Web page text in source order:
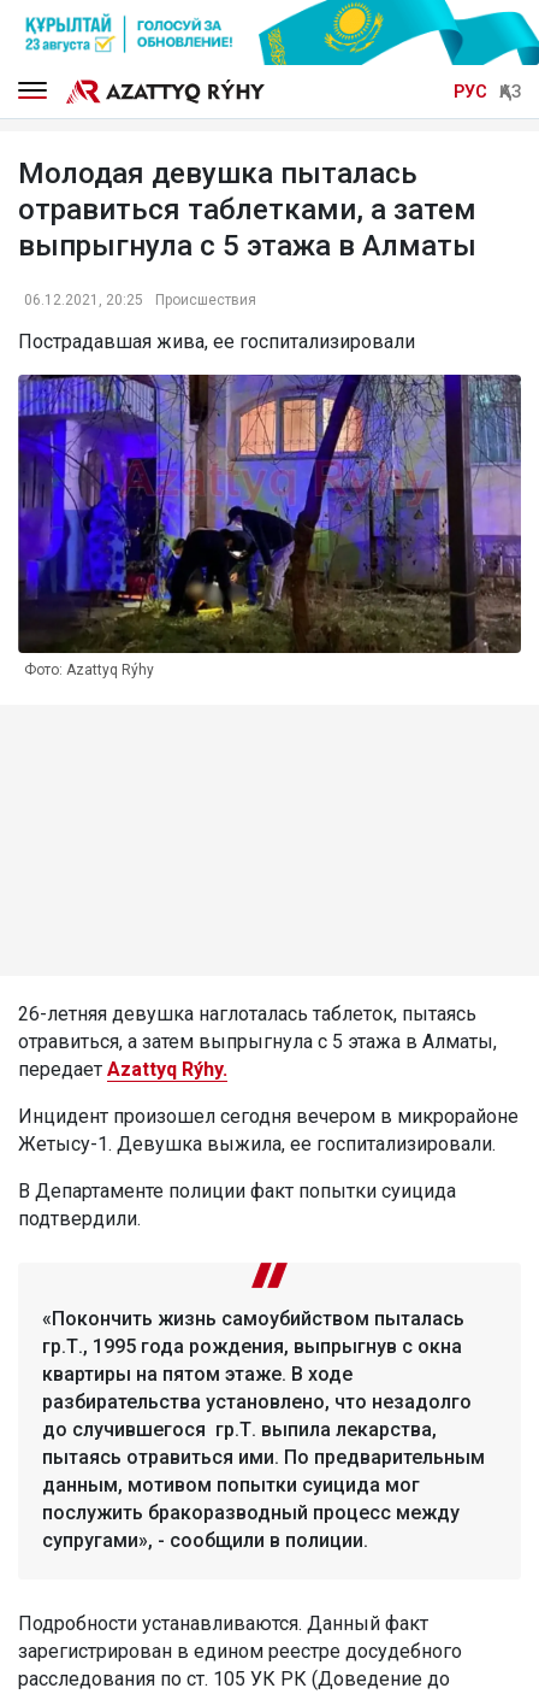
РУС ҚАЗ
Молодая девушка пыталась
отравиться таблетками, а затем
выпрыгнула с 5 этажа в Алматы
06.12.2021, 20:25 Происшествия
Пострадавшая жива, ее госпитализировали
Фото: Azattyq Rýhy
26-летняя девушка наглоталась таблеток, пытаясь
отравиться, а затем выпрыгнула с 5 этажа в Алматы,
передает Azattyq Rýhy.
Инцидент произошел сегодня вечером в микрорайоне
Жетысу-1. Девушка выжила, ее госпитализировали.
В Департаменте полиции факт попытки суицида
подтвердили.
«Покончить жизнь самоубийством пыталась
гр.Т., 1995 года рождения, выпрыгнув с окна
квартиры на пятом этаже. В ходе
разбирательства установлено, что незадолго
до случившегося гр.Т. выпила лекарства,
пытаясь отравиться ими. По предварительным
данным, мотивом попытки суицида мог
послужить бракоразводный процесс между
супругами», - сообщили в полиции.
Подробности устанавливаются. Данный факт
зарегистрирован в едином реестре досудебного
расследования по ст. 105 УК РК (Доведение до